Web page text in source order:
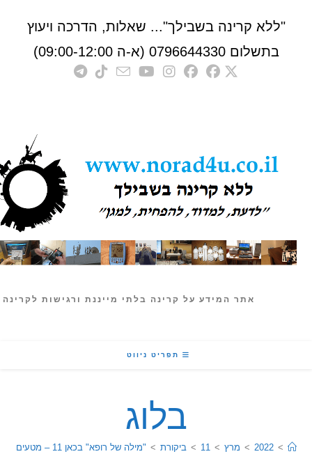
קרינה בשבילך"... שאלות, הדרכה ויעוץ
0796644330 (א-ה 09:00-12:00)
אתר המידע על קרינה בלתי מייננת ורגישות לקרינה
תפריט ניווט
בלוג
2022
> מרץ >
11
> ביקורת > "מילה של רופא" בכאן 11 – מטעים את הציבור?